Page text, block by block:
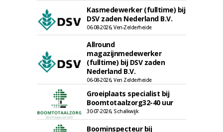
Kasmedewerker (fulltime) bij
DSV zaden Nederland B.V.
06-08-2026, Ven-Zelderheide
Allround
magazijnmedewerker
(fulltime) bij DSV zaden
Nederland B.V.
06-08-2026, Ven Zelderheide
Groeiplaats specialist bij
Boomtotaalzorg32-40 uur
30-07-2026, Schalkwijk
Boominspecteur bij